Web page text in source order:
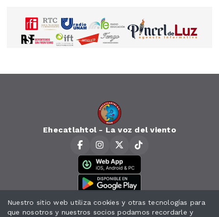
Ehecatlahtol - La voz del viento
Horarios
Nuestro sitio web utiliza cookies y otras tecnologías para
que nosotros y nuestros socios podamos recordarle y